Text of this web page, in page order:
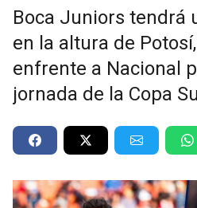
Boca Juniors tendrá
en la altura de
enfrente a Nacional
jornada de la Copa